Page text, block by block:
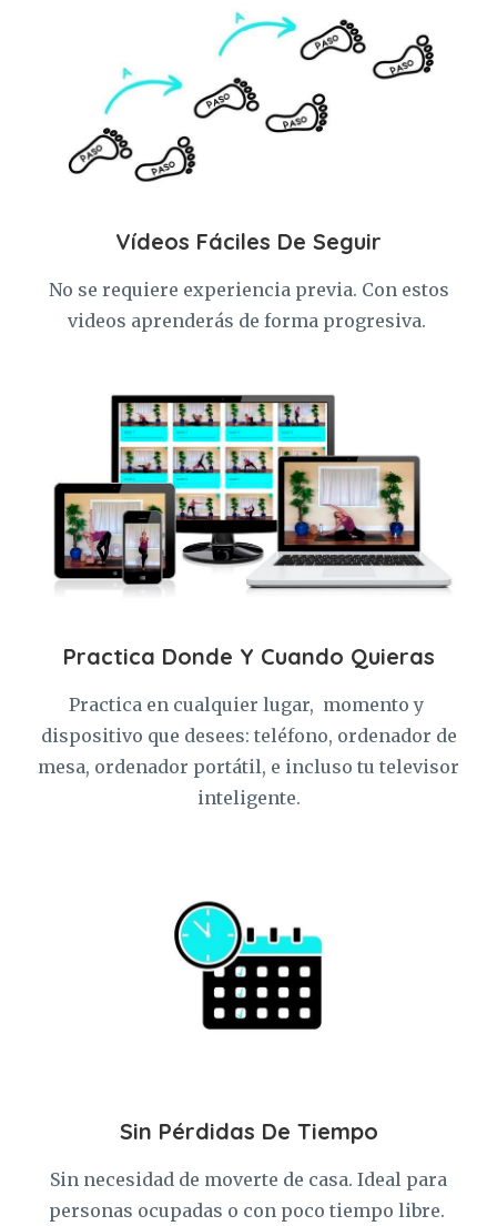
Vídeos Fáciles De Seguir
No se requiere experiencia previa. Con estos
videos aprenderás de forma progresiva.
Practica Donde Y Cuando Quieras
Practica en cualquier lugar, momento y
dispositivo que desees: teléfono, ordenador de
mesa, ordenador portátil, e incluso tu televisor
inteligente.
Sin Pérdidas De Tiempo
Sin necesidad de moverte de casa. Ideal para
personas ocupadas o con poco tiempo libre.